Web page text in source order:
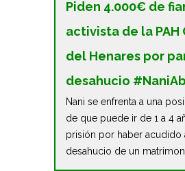
Piden 4.000€ de
activista de la PAH
del Henares por
desahucio
Nani se enfrenta a una
de que puede ir de 1 a 4
prisión por haber acudido
desahucio de un